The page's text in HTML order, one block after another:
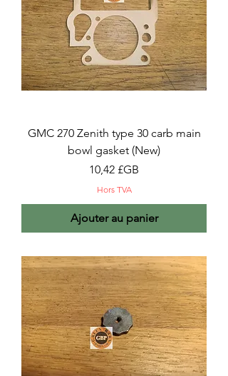
GMC 270 Zenith type 30 carb main
bowl gasket (New)
Prix
10,42 £GB
Hors TVA
Ajouter au panier